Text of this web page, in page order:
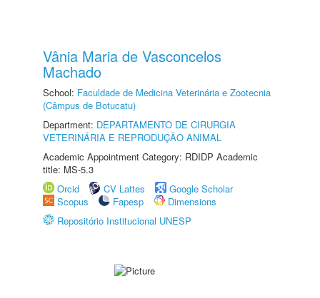
Vânia Maria de Vasconcelos
Machado
School: Faculdade de Medicina Veterinária e Zootecnia
(Câmpus de Botucatu)
Department: DEPARTAMENTO DE CIRURGIA
VETERINÁRIA E REPRODUÇÃO ANIMAL
Academic Appointment Category: RDIDP Academic
title: MS-5.3
Orcid
CV Lattes
Google Scholar
Scopus
Fapesp
Dimensions
Repositório Institucional UNESP